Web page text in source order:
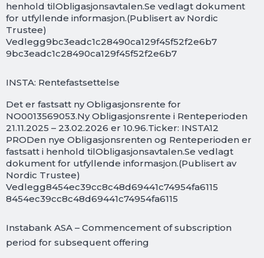
henhold tilObligasjonsavtalen.Se vedlagt dokument
for utfyllende informasjon.(Publisert av Nordic
Trustee)
Vedlegg9bc3eadc1c28490ca129f45f52f2e6b7
9bc3eadc1c28490ca129f45f52f2e6b7
INSTA: Rentefastsettelse
Det er fastsatt ny Obligasjonsrente for
NO0013569053.Ny Obligasjonsrente i Renteperioden
21.11.2025 – 23.02.2026 er 10.96.Ticker: INSTA12
PRODen nye Obligasjonsrenten og Renteperioden er
fastsatt i henhold tilObligasjonsavtalen.Se vedlagt
dokument for utfyllende informasjon.(Publisert av
Nordic Trustee)
Vedlegg8454ec39cc8c48d69441c74954fa6115
8454ec39cc8c48d69441c74954fa6115
Instabank ASA – Commencement of subscription
period for subsequent offering